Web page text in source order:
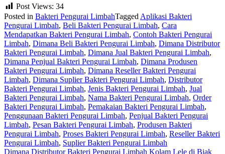
Post Views: 34
Posted in Bakteri Pengurai LimbahTagged Aplikasi Bakteri
Pengurai Limbah, Beli Bakteri Pengurai Limbah, Cara
Mendapatkan Bakteri Pengurai Limbah, Contoh Bakteri Pengurai
Limbah, Dimana Beli Bakteri Pengurai Limbah, Dimana Distributor
Bakteri Pengurai Limbah, Dimana Jual Bakteri Pengurai Limbah,
Dimana Penjual Bakteri Pengurai Limbah, Dimana Produsen
Bakteri Pengurai Limbah, Dimana Reseller Bakteri Pengurai
Limbah, Dimana Suplier Bakteri Pengurai Limbah, Distributor
Bakteri Pengurai Limbah, Jenis Bakteri Pengurai Limbah, Jual
Bakteri Pengurai Limbah, Nama Bakteri Pengurai Limbah, Order
Bakteri Pengurai Limbah, Pemakaian Bakteri Pengurai Limbah,
Penggunaan Bakteri Pengurai Limbah, Penjual Bakteri Pengurai
Limbah, Pesan Bakteri Pengurai Limbah, Produsen Bakteri
Pengurai Limbah, Proses Bakteri Pengurai Limbah, Reseller Bakteri
Pengurai Limbah, Suplier Bakteri Pengurai Limbah
Dimana Distributor Bakteri Pengurai Limbah Kolam Lele di Biak